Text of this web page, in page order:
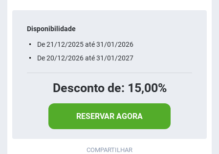
Disponibilidade
De 21/12/2025 até 31/01/2026
De 20/12/2026 até 31/01/2027
Desconto de: 15,00%
RESERVAR AGORA
COMPARTILHAR